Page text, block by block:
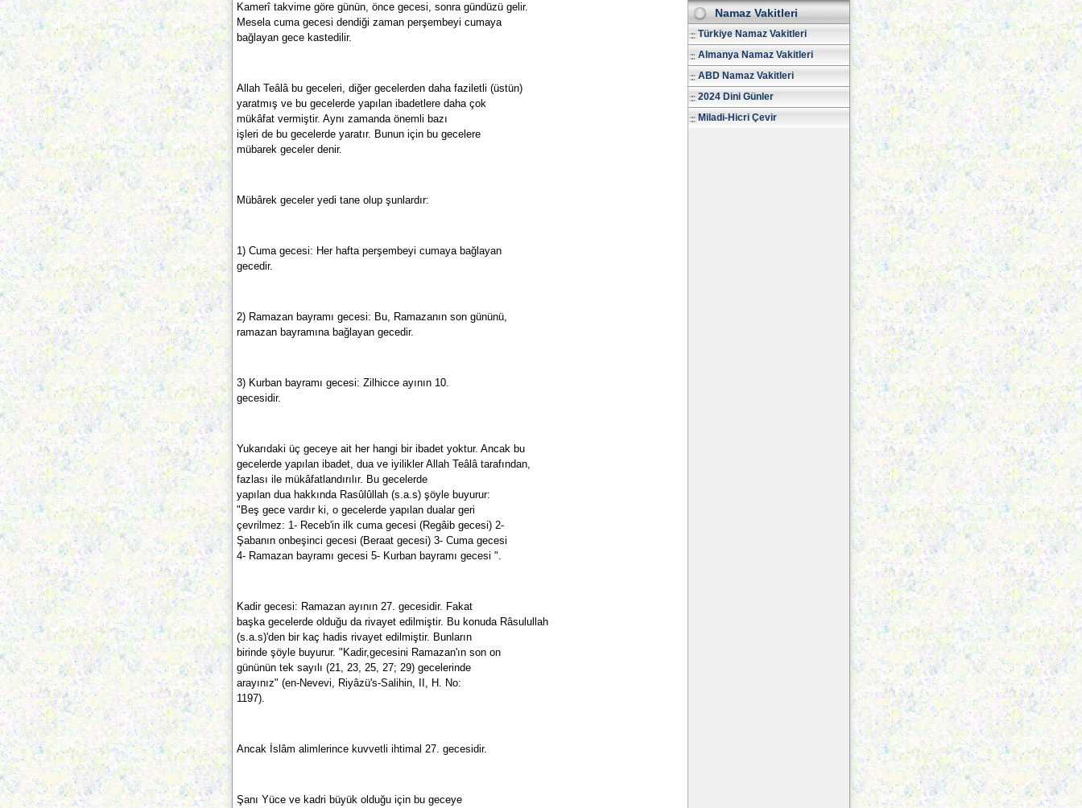
Kamerî takvime göre günün, önce gecesi, sonra gündüzü gelir.
Mesela cuma gecesi dendiği zaman perşembeyi cumaya
bağlayan gece kastedilir.
Allah Teâlâ bu geceleri, diğer gecelerden daha faziletli (üstün)
yaratmış ve bu gecelerde yapılan ibadetlere daha çok
mükâfat vermiştir. Aynı zamanda önemli bazı
işleri de bu gecelerde yaratır. Bunun için bu gecelere
mübarek geceler denir.
Mübârek geceler yedi tane olup şunlardır:
1) Cuma gecesi: Her hafta perşembeyi cumaya bağlayan
gecedir.
2) Ramazan bayramı gecesi: Bu, Ramazanın son gününü,
ramazan bayramına bağlayan gecedir.
3) Kurban bayramı gecesi: Zilhicce ayının 10.
gecesidir.
Yukarıdaki üç geceye ait her hangi bir ibadet yoktur. Ancak bu
gecelerde yapılan ibadet, dua ve iyilikler Allah Teâlâ tarafından,
fazlası ile mükâfatlandırılır. Bu gecelerde
yapılan dua hakkında Rasûlûllah (s.a.s) şöyle buyurur:
"Beş gece vardır ki, o gecelerde yapılan dualar geri
çevrilmez: 1- Receb'in ilk cuma gecesi (Regâib gecesi) 2-
Şabanın onbeşinci gecesi (Beraat gecesi) 3- Cuma gecesi
4- Ramazan bayramı gecesi 5- Kurban bayramı gecesi ".
Kadir gecesi: Ramazan ayının 27. gecesidir. Fakat
başka gecelerde olduğu da rivayet edilmiştir. Bu konuda Râsulullah
(s.a.s)'den bir kaç hadis rivayet edilmiştir. Bunların
birinde şöyle buyurur. "Kadir,gecesini Ramazan'ın son on
gününün tek sayılı (21, 23, 25, 27; 29) gecelerinde
arayınız" (en-Nevevi, Riyâzü's-Salihin, II, H. No:
1197).
Ancak İslâm alimlerince kuvvetli ihtimal 27. gecesidir.
Şanı Yüce ve kadri büyük olduğu için bu geceye
Namaz Vakitleri
Türkiye Namaz Vakitleri
Almanya Namaz Vakitleri
ABD Namaz Vakitleri
2024 Dini Günler
Miladi-Hicri Çevir